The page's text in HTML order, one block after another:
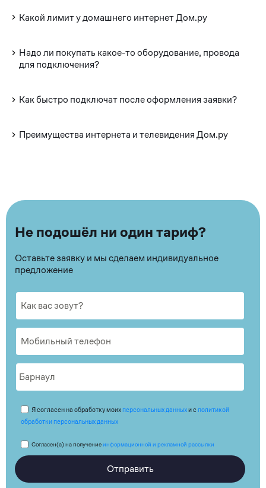
Какой лимит у домашнего интернет Дом.ру
Надо ли покупать какое-то оборудование, провода
для подключения?
Как быстро подключат после оформления заявки?
Преимущества интернета и телевидения Дом.ру
Не подошёл ни один тариф?
Оставьте заявку и мы сделаем индивидуальное
предложение
Я согласен на обработку моих персональных данныхи с политикой
обработки персональных данных
Согласен(а) на получениеинформационной и рекламной рассылки
Отправить